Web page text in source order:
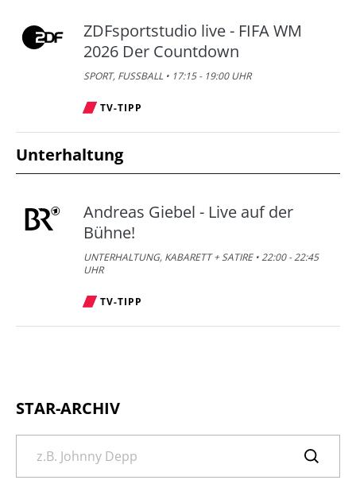
ZDFsportstudio live - FIFA WM
2026 Der Countdown
SPORT, FUSSBALL • 17:15 - 19:00 UHR
TV-TIPP
Unterhaltung
Andreas Giebel - Live auf der
Bühne!
UNTERHALTUNG, KABARETT + SATIRE • 22:00 - 22:45
UHR
TV-TIPP
STAR-ARCHIV